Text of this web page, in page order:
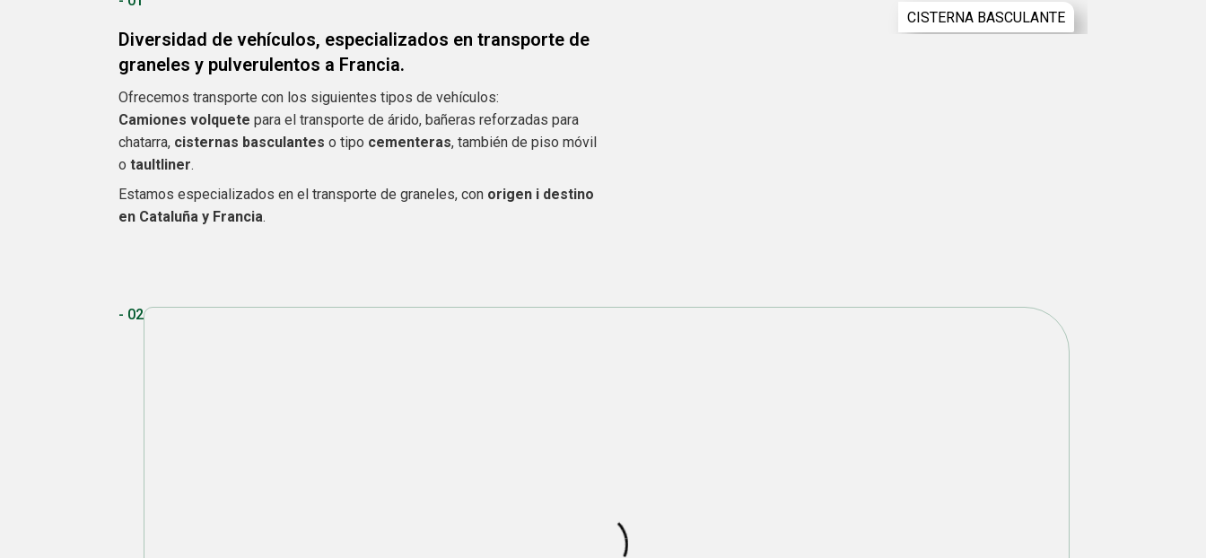
Diversidad de vehículos, especializados en transporte de
graneles y pulverulentos a Francia.
Ofrecemos transporte con los siguientes tipos de vehículos:
Camiones volquete para el transporte de árido, bañeras reforzadas para
chatarra, cisternas basculantes o tipo cementeras, también de piso móvil
o taultliner.
Estamos especializados en el transporte de graneles, con origen i destino
en Cataluña y Francia.
CISTERNA BASCULANTE
- 02